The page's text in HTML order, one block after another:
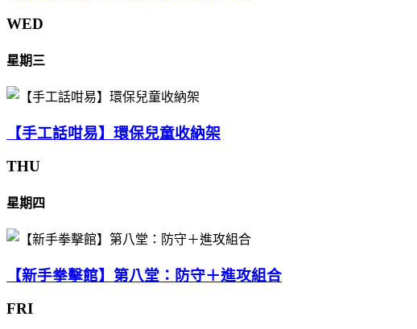
WED
星期三
【手工話咁易】環保兒童收納架
THU
星期四
【新手拳擊館】第八堂：防守＋進攻組合
FRI